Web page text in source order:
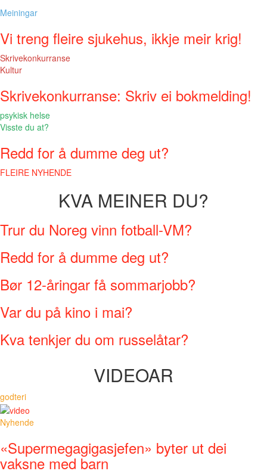
Meiningar
Vi treng fleire sjukehus, ikkje meir krig!
Skrivekonkurranse
Kultur
Skrivekonkurranse: Skriv ei bokmelding!
psykisk helse
Visste du at?
Redd for å dumme deg ut?
FLEIRE NYHENDE
KVA MEINER DU?
Trur du Noreg vinn fotball-VM?
Redd for å dumme deg ut?
Bør 12-åringar få sommarjobb?
Var du på kino i mai?
Kva tenkjer du om russelåtar?
VIDEOAR
godteri
Nyhende
«Supermegagigasjefen» byter ut dei
vaksne med barn